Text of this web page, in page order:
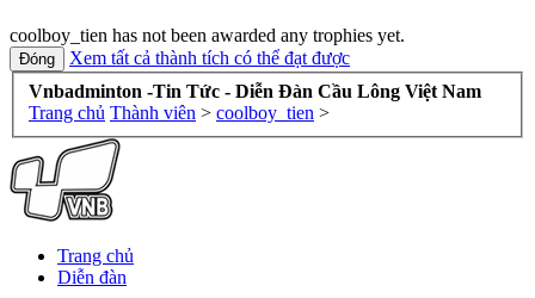
coolboy_tien has not been awarded any trophies yet.
Xem tất cả thành tích có thể đạt được
Vnbadminton -Tin Tức - Diễn Đàn Cầu Lông Việt Nam
Trang chủ Thành viên > coolboy_tien >
Trang chủ
Diễn đàn